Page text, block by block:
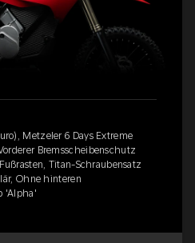
Metzeler 6 Days Extreme
Bremsscheibenschutz
Titan-Schraubensatz
Ohne hinteren
'Alpha'